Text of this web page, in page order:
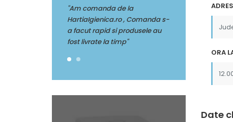
"Multumim Echipei Soft sense
pentru profesionalism"
"Am comanda de
a facut rapid si
fost livrate la timp"
ORA
Date